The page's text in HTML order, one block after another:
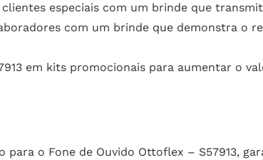
especiais com um brinde que
com um brinde que demonstra o
em kits promocionais para aumentar o
para o Fone de Ouvido Ottoflex – S57913,